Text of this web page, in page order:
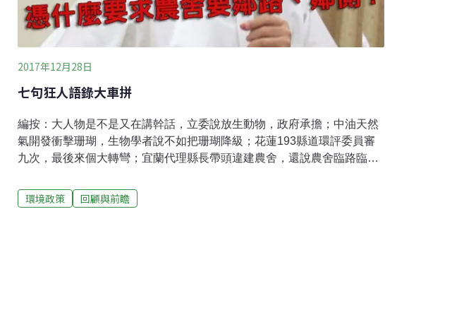
2017年12月28日
七句狂人語錄大車拼
編按：大人物是不是又在講幹話，立委說放生動物，政府承擔；中油天然
氣開發衝擊珊瑚，生物學者說不如把珊瑚降級；花蓮193縣道環評委員審
九次，最後來個大轉彎；宜蘭代理縣長帶頭違建農舍，還說農舍臨路臨側
為求經濟發展，大開亞馬遜的礦場保留區。另外一種狂，就是不怕與業者
站在對立面的官員，菲律賓環境部長不顧反對聲浪，堅決禁止開發露天礦
環境政策 回顧與前瞻